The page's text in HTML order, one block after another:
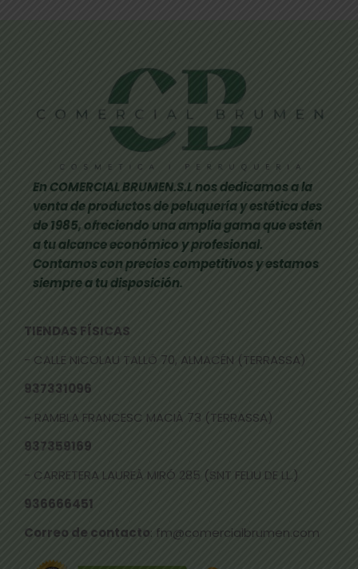
En COMERCIAL BRUMEN.S.L nos dedicamos a la
venta de productos de peluquería y estética des
de 1985, ofreciendo una amplia gama que estén
a tu alcance económico y profesional.
Contamos con precios competitivos y estamos
siempre a tu disposición.
TIENDAS FÍSICAS
- CALLE NICOLAU TALLÓ 70, ALMACÉN (TERRASSA)
937331096
- RAMBLA FRANCESC MACIÀ 73 (TERRASSA)
937359169
- CARRETERA LAUREÀ MIRÓ 285 (SNT FELIU DE LL.)
936666451
Correo de contacto: fm@comercialbrumen.com